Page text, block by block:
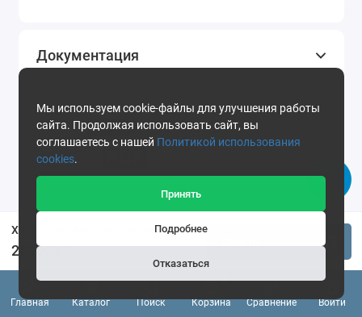
Главная Каталог Поиск Корзина
0
Сравнение
Войти
Хирургический светильник Армед 6612
250000 ₽
Документация
Регистрационное
удостоверение на светильник
Армед 6612. Скачать PDF
Мы используем cookie-файлы для улучшения работы
сайта. Продолжая использовать сайт, вы
соглашаетесь с нашей Политикой использования
cookies.
Принять
Подробнее
Отказаться